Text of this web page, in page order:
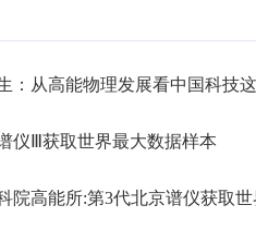
：从高能物理发展看中国科技
仪Ⅲ获取世界最大数据样本
院高能所:第3代北京谱仪获取